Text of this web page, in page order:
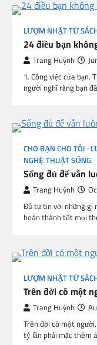
LƯỢM NHẶT TỪ
24 điều bạn
Trang Huỳnh
1. Công việc của bạn.
người nghĩ rằng bạn
CHO BẠN CHO TÔI
NGHỆ THUẬT SỐNG
Sống đủ để vẫn
Trang Huỳnh
Đủ tự tin với những gì
hoàn thành tốt mọi
LƯỢM NHẶT TỪ
Trên đời có một
Trang Huỳnh
Trên đời có một
tỷ lần phải mặc thêm